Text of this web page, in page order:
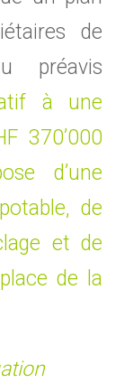
de
préavis
à une
370’000
d’une
de
et de
de la